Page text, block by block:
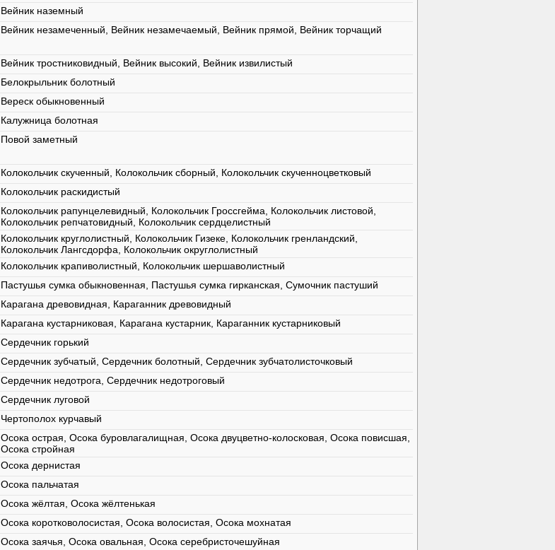
Вейник наземный
Вейник незамеченный, Вейник незамечаемый, Вейник прямой, Вейник торчащий
Вейник тростниковидный, Вейник высокий, Вейник извилистый
Белокрыльник болотный
Вереск обыкновенный
Калужница болотная
Повой заметный
Колокольчик скученный, Колокольчик сборный, Колокольчик скученноцветковый
Колокольчик раскидистый
Колокольчик рапунцелевидный, Колокольчик Гроссгейма, Колокольчик листовой,
Колокольчик репчатовидный, Колокольчик сердцелистный
Колокольчик круглолистный, Колокольчик Гизеке, Колокольчик гренландский,
Колокольчик Лангсдорфа, Колокольчик округлолистный
Колокольчик крапиволистный, Колокольчик шершаволистный
Пастушья сумка обыкновенная, Пастушья сумка гирканская, Сумочник пастуший
Карагана древовидная, Караганник древовидный
Карагана кустарниковая, Карагана кустарник, Караганник кустарниковый
Сердечник горький
Сердечник зубчатый, Сердечник болотный, Сердечник зубчатолисточковый
Сердечник недотрога, Сердечник недотроговый
Сердечник луговой
Чертополох курчавый
Осока острая, Осока буровлагалищная, Осока двуцветно-колосковая, Осока повисшая,
Осока стройная
Осока дернистая
Осока пальчатая
Осока жёлтая, Осока жёлтенькая
Осока коротковолосистая, Осока волосистая, Осока мохнатая
Осока заячья, Осока овальная, Осока серебристочешуйная